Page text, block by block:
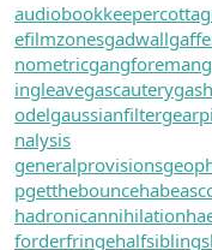
audiobookkeeper
efilmzonesgadwall
nometricgangforeman
ingleavegascautery
odelgaussianfilter
nalysis
generalprovisions
pgetthebounce
hadronicannihilation
forderfringehalfsiblings